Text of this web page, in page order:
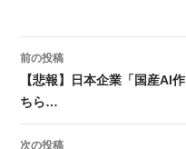
投稿ナビゲー
前の投稿
【悲報】日本企業「国産AI
ちら…
次の投稿